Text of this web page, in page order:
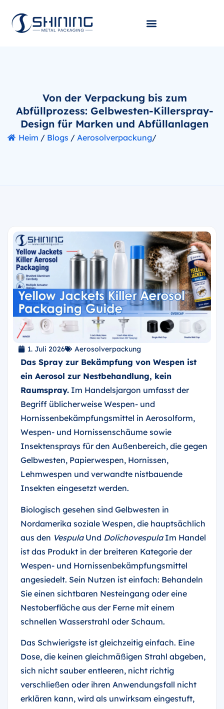
Von der Verpackung bis zum
Abfüllprozess: Gelbwesten-Killerspray-
Design für Marken und Abfüllanlagen
Heim / Blogs / Aerosolverpackung/
1. Juli 2026 Aerosolverpackung
Das Spray zur Bekämpfung von Wespen ist
ein Aerosol zur Nestbehandlung, kein
Raumspray. Im Handelsjargon umfasst der
Begriff üblicherweise Wespen- und
Hornissenbekämpfungsmittel in Aerosolform,
Wespen- und Hornissenschäume sowie
Insektensprays für den Außenbereich, die gegen
Gelbwesten, Papierwespen, Hornissen,
Lehmwespen und verwandte nistbauende
Insekten eingesetzt werden.
Biologisch gesehen sind Gelbwesten in
Nordamerika soziale Wespen, die hauptsächlich
aus den VespulaUnd DolichovespulaIm Handel
ist das Produkt in der breiteren Kategorie der
Wespen- und Hornissenbekämpfungsmittel
angesiedelt. Sein Nutzen ist einfach: Behandeln
Sie einen sichtbaren Nesteingang oder eine
Nestoberfläche aus der Ferne mit einem
schnellen Wasserstrahl oder Schaum.
Das Schwierigste ist gleichzeitig einfach. Eine
Dose, die keinen gleichmäßigen Strahl abgeben,
sich nicht sauber entleeren, nicht richtig
verschließen oder ihren Anwendungsfall nicht
erklären kann, wird als unwirksam eingestuft,